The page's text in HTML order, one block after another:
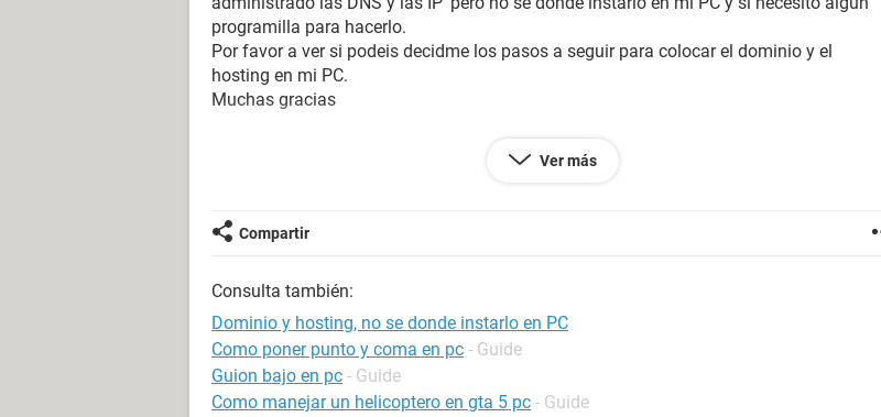
programilla para hacerlo.
Por favor a ver si podeis decidme los pasos a seguir para colocar el dominio y el
hosting en mi PC.
Muchas gracias
Ver más
Compartir
Consulta también:
Dominio y hosting, no se donde instarlo en PC
Como poner punto y coma en pc - Guide
Guion bajo en pc - Guide
Como manejar un helicoptero en gta 5 pc - Guide